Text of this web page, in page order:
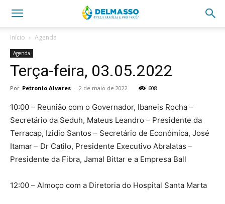
Início Agenda
Agenda
Terça-feira, 03.05.2022
Por Petronio Alvares - 2 de maio de 2022 608
10:00 – Reunião com o Governador, Ibaneis Rocha –
Secretário da Seduh, Mateus Leandro – Presidente da
Terracap, Izidio Santos – Secretário de Econômica, José
Itamar – Dr Catilo, Presidente Executivo Abralatas –
Presidente da Fibra, Jamal Bittar e a Empresa Ball
12:00 – Almoço com a Diretoria do Hospital Santa Marta